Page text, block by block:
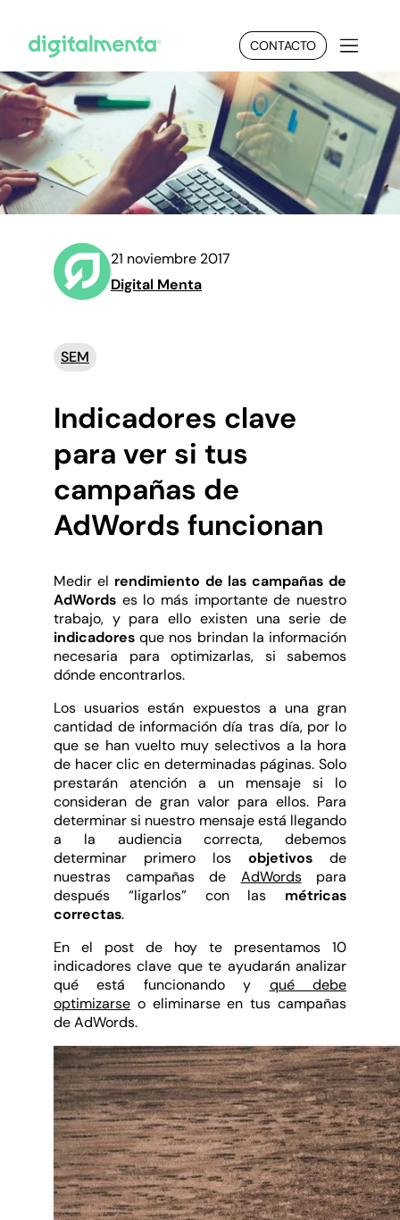
CONTACTO
21 noviembre 2017
Digital Menta
SEM
Indicadores clave
para ver si tus
campañas de
AdWords funcionan
Medir el rendimiento de las campañas de
AdWords es lo más importante de nuestro
trabajo, y para ello existen una serie de
indicadores que nos brindan la información
necesaria para optimizarlas, si sabemos
dónde encontrarlos.
Los usuarios están expuestos a una gran
cantidad de información día tras día, por lo
que se han vuelto muy selectivos a la hora
de hacer clic en determinadas páginas. Solo
prestarán atención a un mensaje si lo
consideran de gran valor para ellos. Para
determinar si nuestro mensaje está llegando
a la audiencia correcta, debemos
determinar primero los objetivos de
nuestras campañas de AdWordspara
después “ligarlos” con las métricas
correctas.
En el post de hoy te presentamos 10
indicadores clave que te ayudarán analizar
qué está funcionando y qué debe
optimizarse o eliminarse en tus campañas
de AdWords.